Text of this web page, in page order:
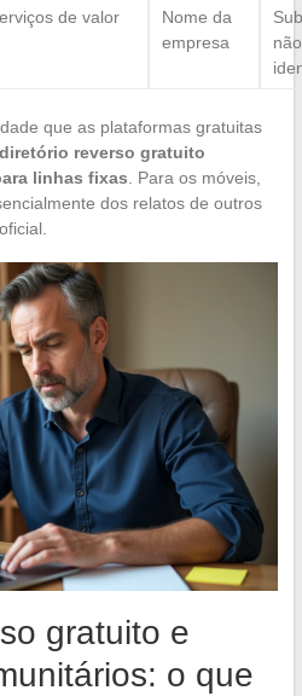
de valor
Nome da
empresa
não
que as plataformas gratuitas
reverso gratuito
linhas fixas . Para os móveis,
dos relatos de outros
gratuito e
o que